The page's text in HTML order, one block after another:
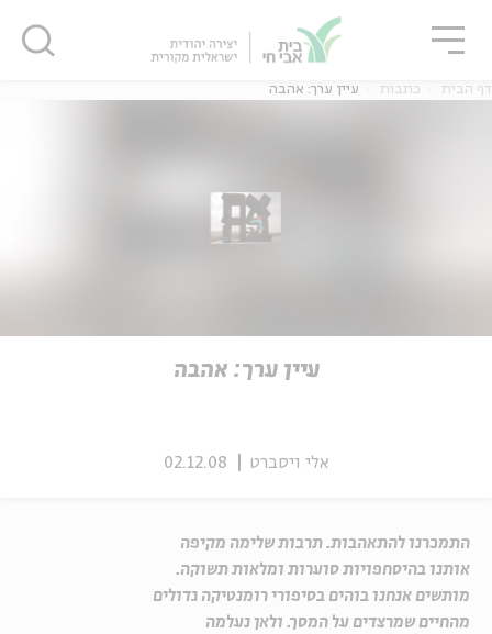
אנגלית
דף הבית כתבות עיין ערך: אהבה
עיין ערך: אהבה
אלי ויסברט 02.12.08
התמכרנו להתאהבות. תרבות שלימה מקיפה
אותנו בהיסחפויות סוערות ומלאות תשוקה.
מותשים אנחנו בוהים בסיפורי רומנטיקה גדולים
מהחיים שמרצדים על המסך. ולאן נעלמה
סגור